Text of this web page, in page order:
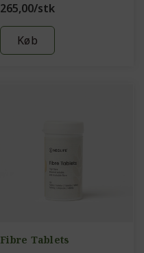
265,00/stk
Køb
Fibre Tablets